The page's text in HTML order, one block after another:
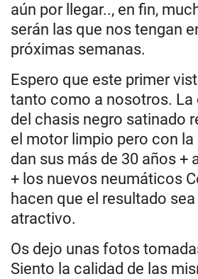
aún por llegar.., en fin,
serán las que nos tengan
próximas semanas.
Espero que este primer
tanto como a nosotros.
del chasis negro satinado
el motor limpio pero con la
dan sus más de 30 años +
+ los nuevos neumáticos
hacen que el resultado
atractivo.
Os dejo unas fotos
Siento la calidad de las